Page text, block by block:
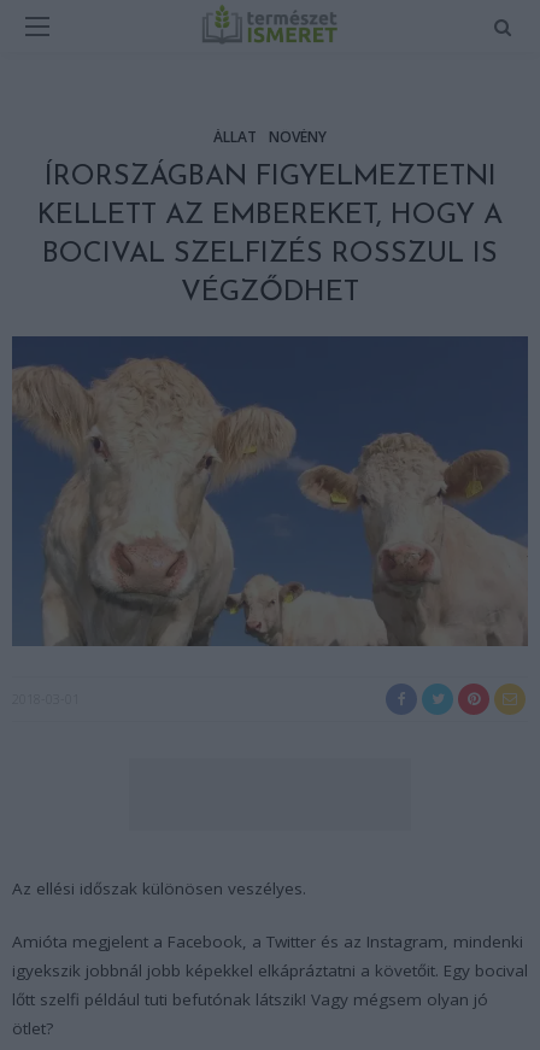
ÁLLAT NÖVÉNY
ÍRORSZÁGBAN FIGYELMEZTETNI
KELLETT AZ EMBEREKET, HOGY A
BOCIVAL SZELFIZÉS ROSSZUL IS
VÉGZŐDHET
Az ellési időszak különösen veszélyes.
Amióta megjelent a Facebook, a Twitter és az Instagram, mindenki
igyekszik jobbnál jobb képekkel elkápráztatni a követőit. Egy bocival
lőtt szelfi például tuti befutónak látszik! Vagy mégsem olyan jó
ötlet?